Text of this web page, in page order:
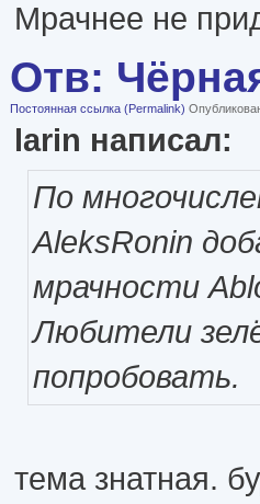
Мрачнее не
Отв:
Постоянная ссылка (Permalink)
larin написал:
По
AleksRonin
мрачности
Любители
попробовать.
тема знатная.